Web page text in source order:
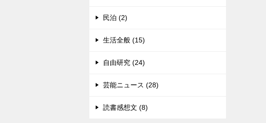
民泊 (2)
生活全般 (15)
自由研究 (24)
芸能ニュース (28)
読書感想文 (8)